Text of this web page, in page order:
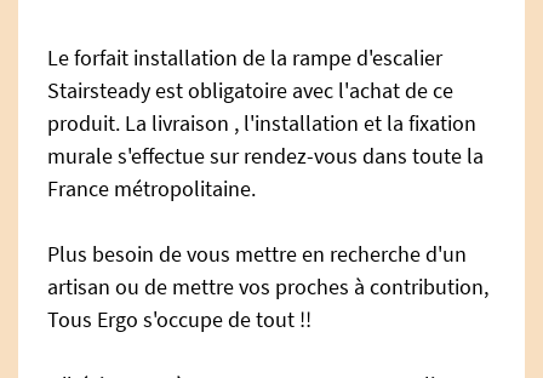
Le forfait installation de la rampe d'escalier
Stairsteady est obligatoire avec l'achat de ce
produit. La livraison , l'installation et la fixation
murale s'effectue sur rendez-vous dans toute la
France métropolitaine.
Plus besoin de vous mettre en recherche d'un
artisan ou de mettre vos proches à contribution,
Tous Ergo s'occupe de tout !!